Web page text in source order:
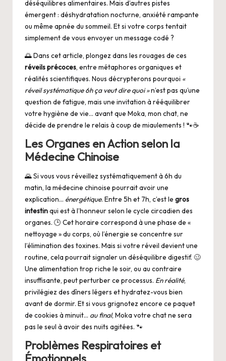
déséquilibres alimentaires. Mais d’autres pistes
émergent : déshydratation nocturne, anxiété rampante
ou même apnée du sommeil. Et si votre corps tentait
simplement de vous envoyer un message codé ?
🌅 Dans cet article, plongez dans les rouages de ces
réveils précoces, entre métaphores organiques et
réalités scientifiques. Nous décrypterons pourquoi «
réveil systématique 6h ça veut dire quoi »n’est pas qu’une
question de fatigue, mais une invitation à rééquilibrer
votre hygiène de vie… avant que Moka, mon chat, ne
décide de prendre le relais à coup de miaulements ! 🐾☕
Les Organes en Action selon la
Médecine Chinoise
🌄 Si vous vous réveillez systématiquement à 6h du
matin, la médecine chinoise pourrait avoir une
explication… énergétique. Entre 5h et 7h, c’est le gros
intestinqui est à l’honneur selon le cycle circadien des
organes. 🕒 Cet horaire correspond à une phase de «
nettoyage » du corps, où l’énergie se concentre sur
l’élimination des toxines. Mais si votre réveil devient une
routine, cela pourrait signaler un déséquilibre digestif. 🥴
Une alimentation trop riche le soir, ou au contraire
insuffisante, peut perturber ce processus. En réalité,
privilégiez des dîners légers et hydratez-vous bien
avant de dormir. Et si vous grignotez encore ce paquet
de cookies à minuit… au final, Moka votre chat ne sera
pas le seul à avoir des nuits agitées. 🐾
Problèmes Respiratoires et